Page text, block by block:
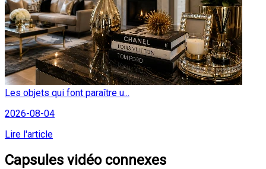
Les objets qui font paraître u...
2026-08-04
Lire l'article
Capsules vidéo connexes